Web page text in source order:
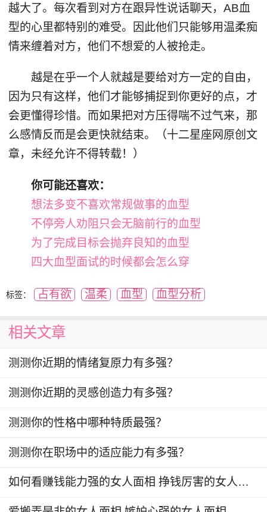
越大了。每次看到对方在跟异性说话聊天，AB血
型的心里都特别的难受。因此他们只能够用温柔痴
情来缠着对方，他们不想爱的人被抢走。
越是在乎一个人就越是要给对方一定的自由，
因为只有这样，他们才能够捕捉到你更好的点，才
会更懂得珍惜。而如果把对方压得喘不过气来，那
么感情反而是会更快就结束。（十二星座网原创文
章，未经允许不得转载！）
你可能还喜欢：
想法多变不喜欢常规做事的血型
不停旁人劝阻只会无脑前行的血型
为了完成目标会抛弃良知的血型
四大血型面试的时候都会怎么穿
标签： 占有欲 温柔 血型 血型分析
相关文章
测测你近期的情绪复原力有多强？
测测你近期的灵感创造力有多强？
​测测你的性格中哪种特质最强？
测测你在职场中的适应能力有多强？
如何看赚钱能力强的女人面相 挣钱厉害的女人面相